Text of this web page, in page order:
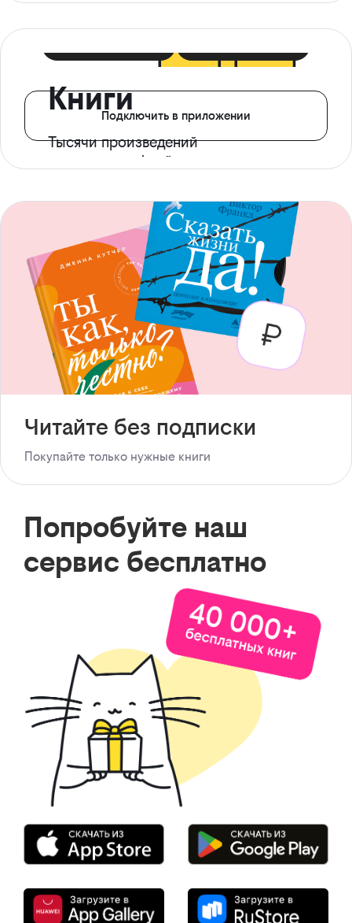
Книги
Тысячи произведений
с доступом офлайн
Подключить в приложении
Читайте без подписки
Покупайте только нужные книги
Попробуйте наш
сервис бесплатно